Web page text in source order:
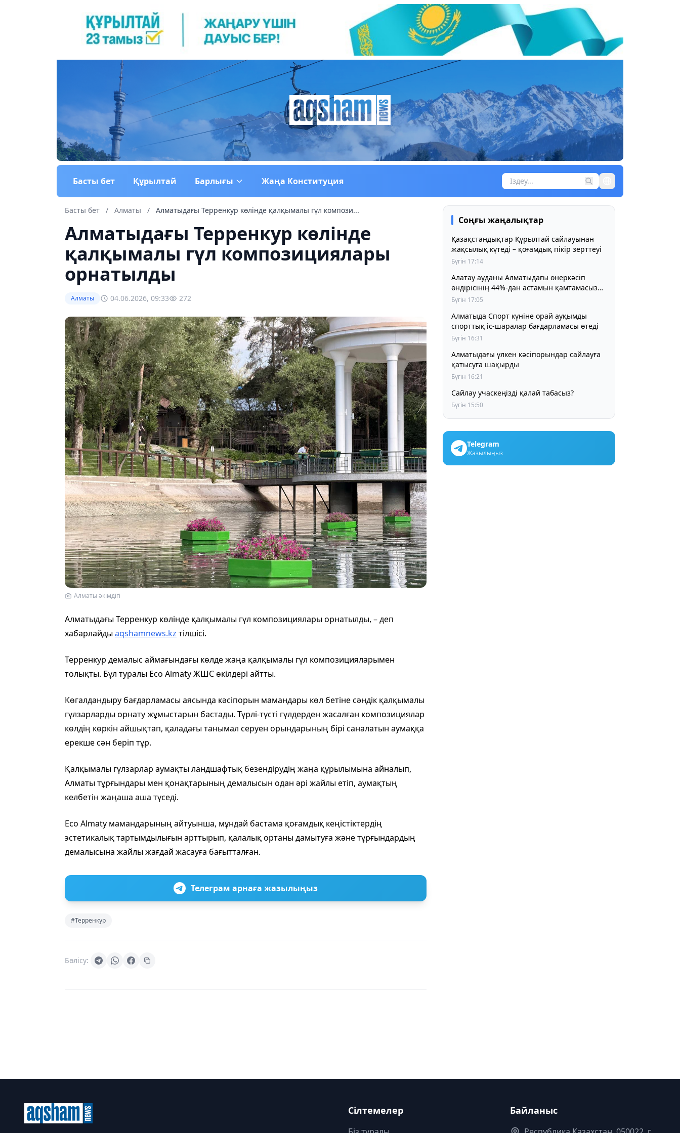
Басты бет Құрылтай Барлығы Жаңа Конституция
Басты бет / Алматы / Алматыдағы Терренкур көлінде қалқымалы гүл компози...
Алматыдағы Терренкур көлінде
қалқымалы гүл композициялары
орнатылды
Алматы 04.06.2026, 09:33 272
Алматы әкімдігі
Алматыдағы Терренкур көлінде қалқымалы гүл композициялары орнатылды, – деп
хабарлайдыaqshamnews.kz тілшісі.
Терренкур демалыс аймағындағы көлде жаңа қалқымалы гүл композицияларымен
толықты. Бұл туралы Eco Almaty ЖШС өкілдері айтты.
Көгалдандыру бағдарламасы аясында кәсіпорын мамандары көл бетіне сәндік қалқымалы
гүлзарларды орнату жұмыстарын бастады. Түрлі-түсті гүлдерден жасалған композициялар
көлдің көркін айшықтап, қаладағы танымал серуен орындарының бірі саналатын аумаққа
ерекше сән беріп тұр.
Қалқымалы гүлзарлар аумақты ландшафтық безендірудің жаңа құрылымына айналып,
Алматы тұрғындары мен қонақтарының демалысын одан әрі жайлы етіп, аумақтың
келбетін жаңаша аша түседі.
Eco Almaty мамандарының айтуынша, мұндай бастама қоғамдық кеңістіктердің
эстетикалық тартымдылығын арттырып, қалалық ортаны дамытуға және тұрғындардың
демалысына жайлы жағдай жасауға бағытталған.
Телеграм арнаға жазылыңыз
#Терренкур
Бөлісу:
Соңғы жаңалықтар
Қазақстандықтар Құрылтай сайлауынан
жақсылық күтеді – қоғамдық пікір зерттеуі
Бүгін 17:14
Алатау ауданы Алматыдағы өнеркәсіп
өндірісінің 44%-дан астамын қамтамасыз
етіп отыр
Бүгін 17:05
Алматыда Спорт күніне орай ауқымды
спорттық іс-шаралар бағдарламасы өтеді
Бүгін 16:31
Алматыдағы үлкен кәсіпорындар сайлауға
қатысуға шақырды
Бүгін 16:21
Сайлау учаскеңізді қалай табасыз?
Бүгін 15:50
Telegram
Жазылыңыз
Сілтемелер Байланыс